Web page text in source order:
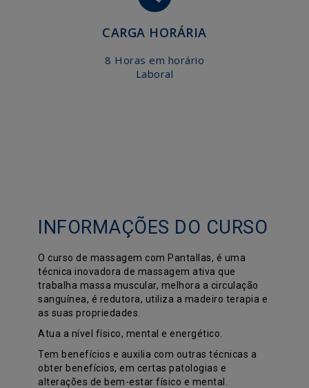
CARGA HORÁRIA
8 Horas em horário
Laboral
INFORMAÇÕES DO CURSO
O curso de massagem com Pantallas, é uma
técnica inovadora de massagem ativa que
trabalha massa muscular, melhora a circulação
sanguínea, é redutora, utiliza a madeiro terapia e
as suas propriedades.
Atua a nível físico, mental e energético.
Tem benefícios e auxilia com outras técnicas a
obter benefícios, em certas patologias e
alterações de bem-estar físico e mental.